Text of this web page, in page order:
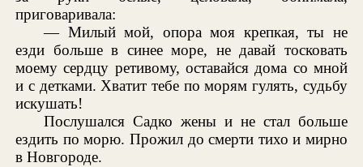
приговаривала:
— Милый мой, опора моя крепкая, ты не
езди больше в синее море, не давай тосковать
моему сердцу ретивому, оставайся дома со мной
и с детками. Хватит тебе по морям гулять, судьбу
искушать!
Послушался Садко жены и не стал больше
ездить по морю. Прожил до смерти тихо и мирно
в Новгороде.